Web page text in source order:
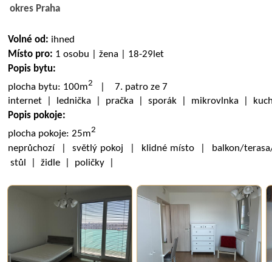
okres Praha
Volné od: ihned
Místo pro: 1 osobu | žena | 18-29let
Popis bytu:
plocha bytu: 100m2
| 7. patro ze 7
internet | lednička | pračka | sporák | mikrovlnka |
Popis pokoje:
plocha pokoje: 25m2
neprůchozí | světlý pokoj | klidné místo | balkon/
stůl | židle | poličky |